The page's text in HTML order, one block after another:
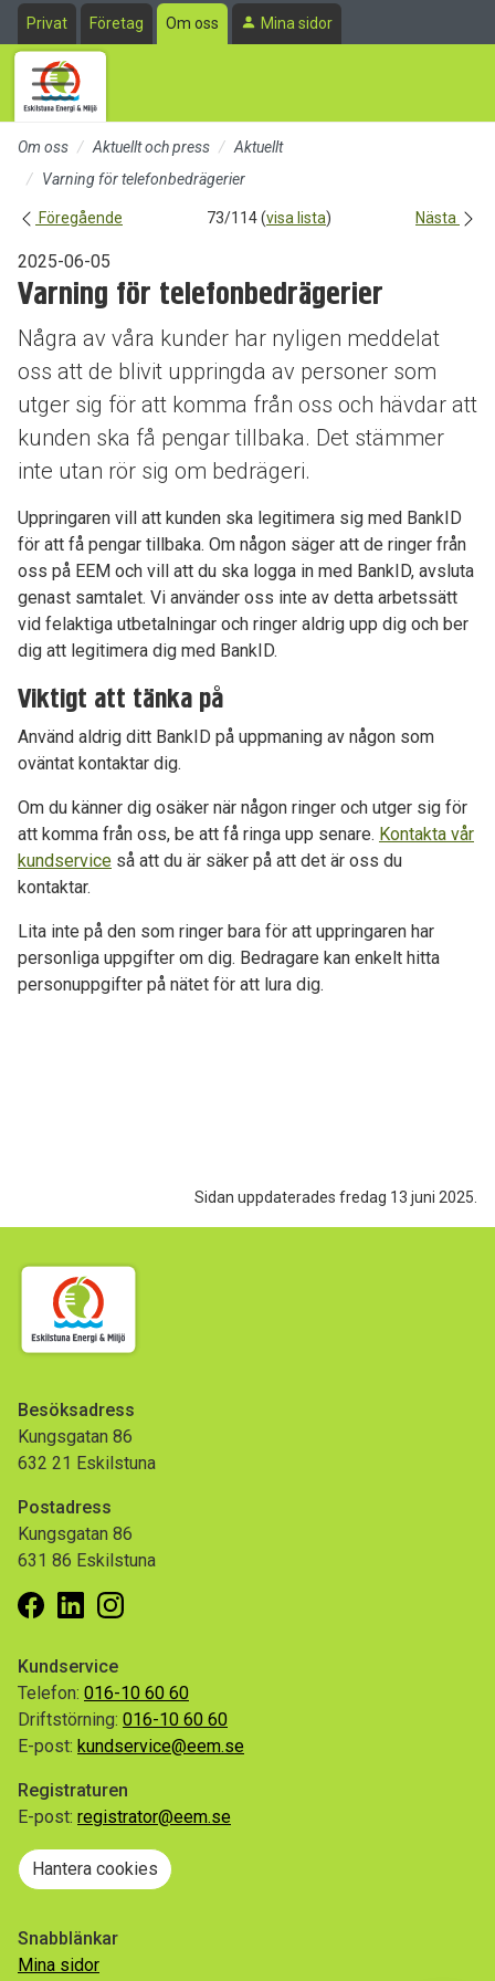
Till sidans huvudinnehåll
Privat Företag Om oss Mina sidor
Om oss Aktuellt och press
Aktuellt
Varning för telefonbedrägerier
Föregående 73/114 (visa lista) Nästa
2025-06-05
Varning för telefonbedrägerier
Några av våra kunder har nyligen meddelat
oss att de blivit uppringda av personer som
utger sig för att komma från oss och hävdar att
kunden ska få pengar tillbaka. Det stämmer
inte utan rör sig om bedrägeri.
Uppringaren vill att kunden ska legitimera sig med BankID
för att få pengar tillbaka. Om någon säger att de ringer från
oss på EEM och vill att du ska logga in med BankID, avsluta
genast samtalet. Vi använder oss inte av detta arbetssätt
vid felaktiga utbetalningar och ringer aldrig upp dig och ber
dig att legitimera dig med BankID.
Viktigt att tänka på
Använd aldrig ditt BankID på uppmaning av någon som
oväntat kontaktar dig.
Om du känner dig osäker när någon ringer och utger sig för
att komma från oss, be att få ringa upp senare. Kontakta vår
kundservice så att du är säker på att det är oss du
kontaktar.
Lita inte på den som ringer bara för att uppringaren har
personliga uppgifter om dig. Bedragare kan enkelt hitta
personuppgifter på nätet för att lura dig.
Sidan uppdaterades fredag 13 juni 2025.
Besöksadress
Kungsgatan 86
632 21 Eskilstuna
Postadress
Kungsgatan 86
631 86 Eskilstuna
Facebook
LinkedinInstagram
Kundservice
Telefon: 016-10 60 60
Driftstörning: 016-10 60 60
E-post: kundservice@eem.se
Registraturen
E-post: registrator@eem.se
Hantera cookies
Snabblänkar
Mina sidor